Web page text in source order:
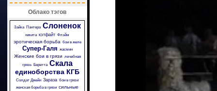
Облако тэгов
Зайка Пантера Слоненок
никита кэтфайт Флэйм
эротическая борьба бои в желе
Супер-Галя жасмин
Женские бои в грязи лечебная
грязь
Беретта Скала
единоборства КГБ
Солдат Джейн Зараза бои в грязи
женская борьба в грязи сильные